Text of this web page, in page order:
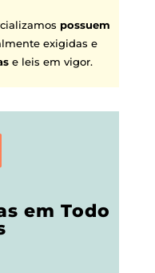
possuem
exigidas e
e leis em vigor.
em Todo